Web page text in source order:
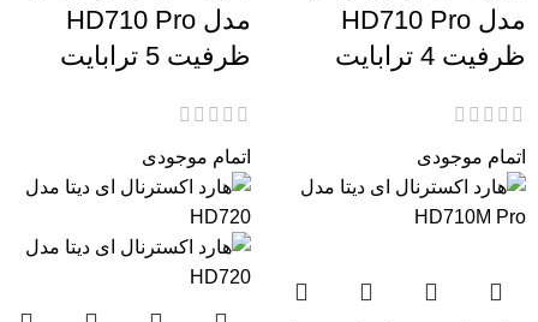
مدل HD710 Pro
ظرفیت 4 ترابایت
مدل HD710 Pro
ظرفیت 5 ترابایت
اتمام موجودی اتمام موجودی